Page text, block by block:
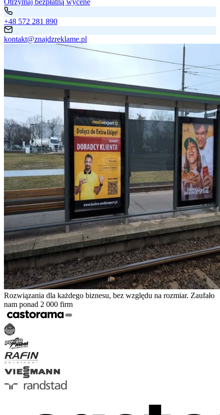
+48 572 281 890
kontakt@znajdzreklame.pl
Rozwiązania dla każdego biznesu, bez względu na rozmiar. Zaufało
nam ponad 2 000 firm